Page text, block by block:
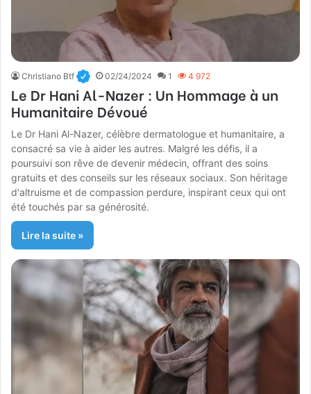
Christiano Btf 02/24/2024 1 4 972
Le Dr Hani Al-Nazer : Un Hommage à un
Humanitaire Dévoué
Le Dr Hani Al-Nazer, célèbre dermatologue et humanitaire, a
consacré sa vie à aider les autres. Malgré les défis, il a
poursuivi son rêve de devenir médecin, offrant des soins
gratuits et des conseils sur les réseaux sociaux. Son héritage
d'altruisme et de compassion perdure, inspirant ceux qui ont
été touchés par sa générosité.
Lire la suite »